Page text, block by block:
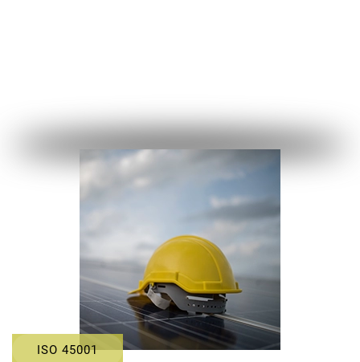
ISO 45001